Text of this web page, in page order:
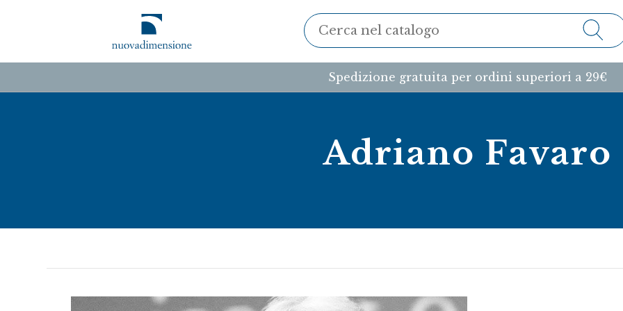
Spedizione gratuita per ordini superiori a 29€
Adriano Favaro